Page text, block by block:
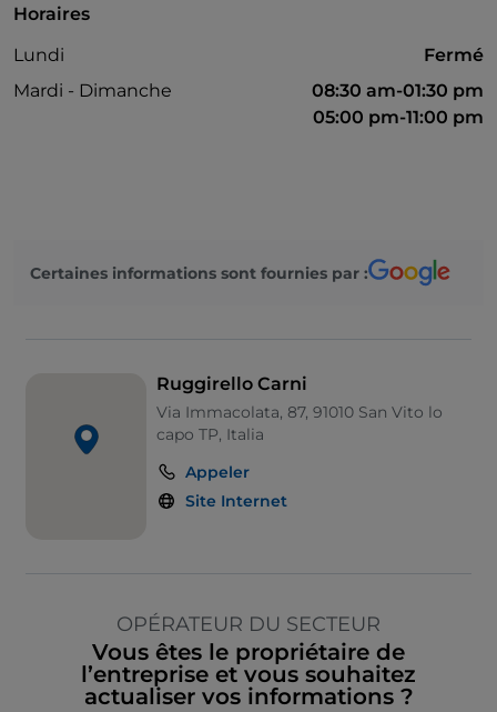
Horaires
Lundi
Fermé
Mardi - Dimanche
08:30 am-01:30 pm
05:00 pm-11:00 pm
Certaines informations sont fournies par :
Ruggirello Carni
Via Immacolata, 87, 91010 San Vito lo
capo TP, Italia
Appeler
Site Internet
OPÉRATEUR DU SECTEUR
Vous êtes le propriétaire de
l’entreprise et vous souhaitez
actualiser vos informations ?